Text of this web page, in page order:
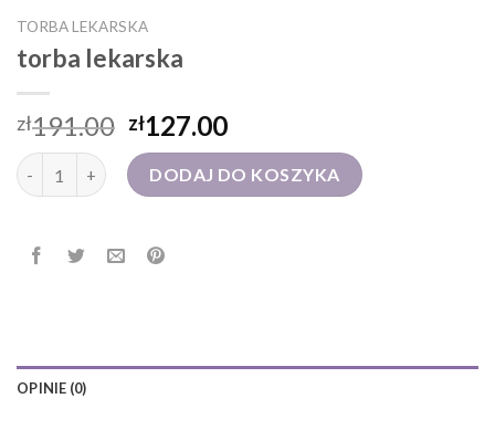
TORBA LEKARSKA
torba lekarska
zł191.00 zł127.00
ilość torba lekarskaDODAJ DO KOSZYKA
OPINIE (0)